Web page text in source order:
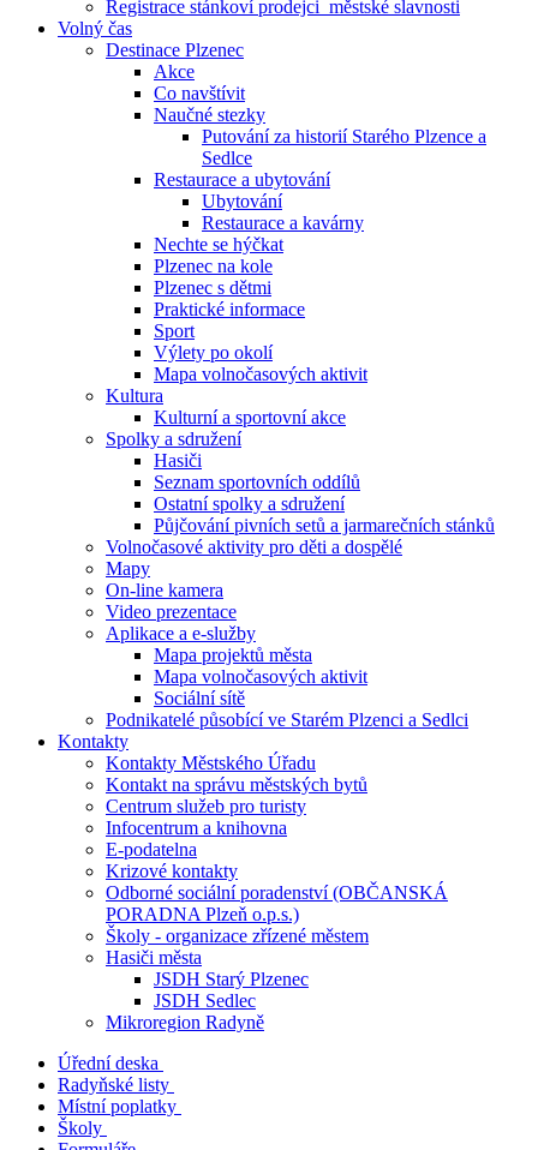
Registrace stánkoví prodejci_městské slavnosti
Volný čas
Destinace Plzenec
Akce
Co navštívit
Naučné stezky
Putování za historií Starého Plzence a
Sedlce
Restaurace a ubytování
Ubytování
Restaurace a kavárny
Nechte se hýčkat
Plzenec na kole
Plzenec s dětmi
Praktické informace
Sport
Výlety po okolí
Mapa volnočasových aktivit
Kultura
Kulturní a sportovní akce
Spolky a sdružení
Hasiči
Seznam sportovních oddílů
Ostatní spolky a sdružení
Půjčování pivních setů a jarmarečních stánků
Volnočasové aktivity pro děti a dospělé
Mapy
On-line kamera
Video prezentace
Aplikace a e-služby
Mapa projektů města
Mapa volnočasových aktivit
Sociální sítě
Podnikatelé působící ve Starém Plzenci a Sedlci
Kontakty
Kontakty Městského Úřadu
Kontakt na správu městských bytů
Centrum služeb pro turisty
Infocentrum a knihovna
E-podatelna
Krizové kontakty
Odborné sociální poradenství (OBČANSKÁ
PORADNA Plzeň o.p.s.)
Školy - organizace zřízené městem
Hasiči města
JSDH Starý Plzenec
JSDH Sedlec
Mikroregion Radyně
Úřední deska
Radyňské listy
Místní poplatky
Školy